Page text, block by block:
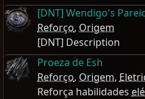
[DNT] Wendigo's
Reforço, Origem
[DNT] Description
Proeza de Esh
Reforço, Origem,
Reforça habilidades